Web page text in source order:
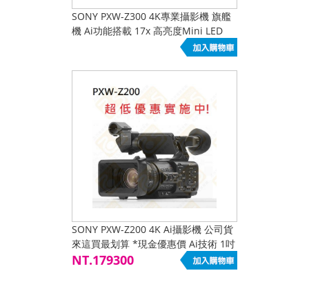
SONY PXW-Z300 4K專業攝影機 旗艦
機 Ai功能搭載 17x 高亮度Mini LED
SONY PXW-Z200 4K Ai攝影機 公司貨
來這買最划算 *現金優惠價 Ai技術 1吋
20x 12G-SDI HDR
NT.179300